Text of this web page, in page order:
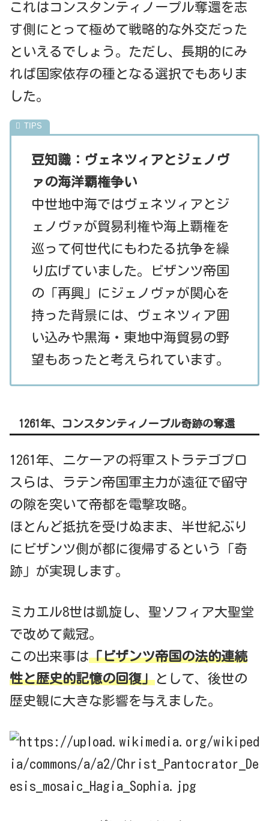
これはコンスタンティノープル奪還を志
す側にとって極めて戦略的な外交だった
といえるでしょう。ただし、長期的にみ
れば国家依存の種となる選択でもありま
した。
豆知識：ヴェネツィアとジェノヴ
ァの海洋覇権争い
中世地中海ではヴェネツィアとジ
ェノヴァが貿易利権や海上覇権を
巡って何世代にもわたる抗争を繰
り広げていました。ビザンツ帝国
の「再興」にジェノヴァが関心を
持った背景には、ヴェネツィア囲
い込みや黒海・東地中海貿易の野
望もあったと考えられています。
1261年、コンスタンティノープル奇跡の奪還
1261年、ニケーアの将軍ストラテゴプロ
スらは、ラテン帝国軍主力が遠征で留守
の隙を突いて帝都を電撃攻略。
ほとんど抵抗を受けぬまま、半世紀ぶり
にビザンツ側が都に復帰するという「奇
跡」が実現します。
ミカエル8世は凱旋し、聖ソフィア大聖堂
で改めて戴冠。
この出来事は「ビザンツ帝国の法的連続
性と歴史的記憶の回復」として、後世の
歴史観に大きな影響を与えました。